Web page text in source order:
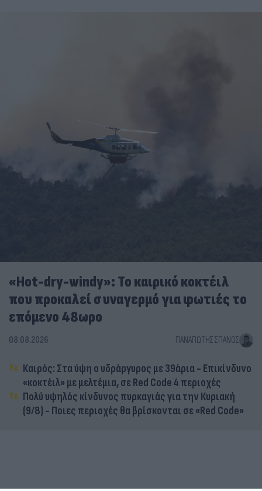
«Hot-dry-windy»: Το καιρικό κοκτέιλ
που προκαλεί συναγερμό για φωτιές το
επόμενο 48ωρο
08.08.2026 ΠΑΝΑΓΙΏΤΗΣ ΣΠΑΝΌΣ
Καιρός: Στα ύψη ο υδράργυρος με 39άρια - Επικίνδυνο
«κοκτέιλ» με μελτέμια, σε Red Code 4 περιοχές
Πολύ υψηλός κίνδυνος πυρκαγιάς για την Κυριακή
(9/8) - Ποιες περιοχές θα βρίσκονται σε «Red Code»